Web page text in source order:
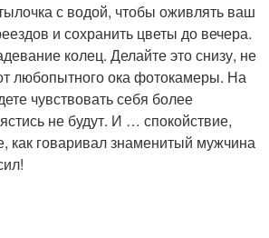
с водой, чтобы оживлять ваш
и сохранить цветы до вечера.
колец. Делайте это снизу, не
любопытного ока фотокамеры. На
чувствовать себя более
не будут. И … спокойствие,
как говаривал знаменитый мужчина